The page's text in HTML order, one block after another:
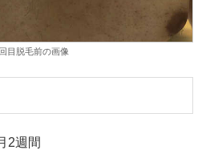
目脱毛前の画像
2週間